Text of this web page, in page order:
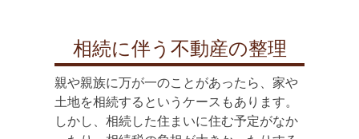
相続に伴う不動産の整理
親や親族に万が一のことがあったら、家や
土地を相続するというケースもあります。
しかし、相続した住まいに住む予定がなか